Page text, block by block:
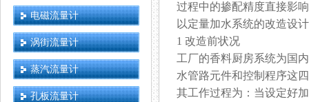
电磁流量计
涡街流量计
蒸汽流量计
孔板流量计
过程中的掺配精度直接影响
以定量加水系统的改造设计
1 改造前状况
工厂的香料厨房系统为国内
水管路元件和控制程序这四部
其工作过程为：当设定好